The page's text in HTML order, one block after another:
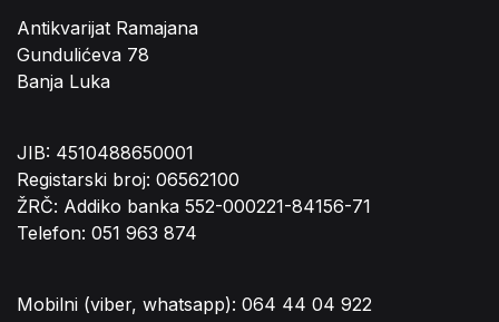
Antikvarijat Ramajana
Gundulićeva 78
Banja Luka
JIB: 4510488650001
Registarski broj: 06562100
ŽRČ: Addiko banka 552-000221-84156-71
Telefon: 051 963 874
Mobilni (viber, whatsapp): 064 44 04 922